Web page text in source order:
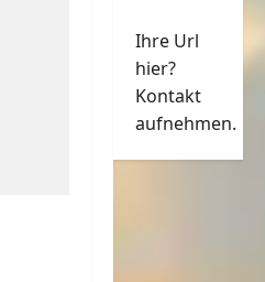
Ihre Url
hier?
Kontakt
aufnehmen.